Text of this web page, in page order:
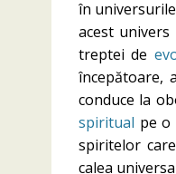
în
acest
treptei de
începătoare,
conduce la
spiritual pe o
spiritelor
calea